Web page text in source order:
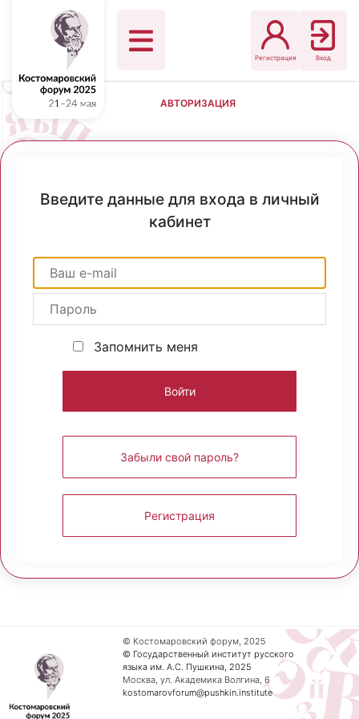
Регистрация Вход
АВТОРИЗАЦИЯ
Введите данные для входа в личный
кабинет
Запомнить меня
Забыли свой пароль?
Регистрация
© Костомаровский форум, 2025
© Государственный институт русского
языка им. А.С. Пушкина, 2025
Москва, ул. Академика Волгина, 6
kostomarovforum@pushkin.institute